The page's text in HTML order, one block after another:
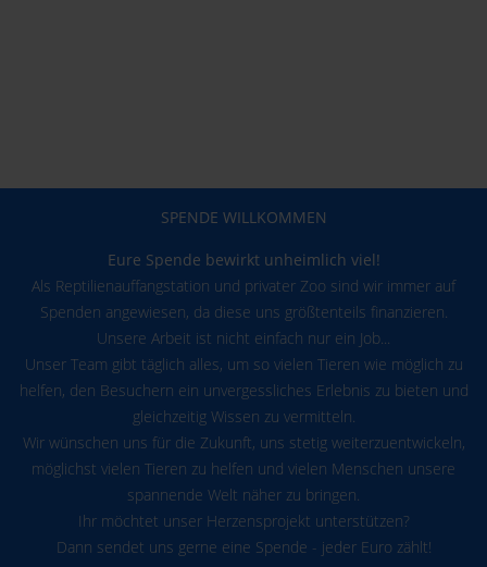
SPENDE WILLKOMMEN
Eure Spende bewirkt unheimlich viel!
Als Reptilienauffangstation und privater Zoo sind wir immer auf
Spenden angewiesen, da diese uns größtenteils finanzieren.
Unsere Arbeit ist nicht einfach nur ein Job...
Unser Team gibt täglich alles, um so vielen Tieren wie möglich zu
helfen, den Besuchern ein unvergessliches Erlebnis zu bieten und
gleichzeitig Wissen zu vermitteln.
Wir wünschen uns für die Zukunft, uns stetig weiterzuentwickeln,
möglichst vielen Tieren zu helfen und vielen Menschen unsere
spannende Welt näher zu bringen.
Ihr möchtet unser Herzensprojekt unterstützen?
Dann sendet uns gerne eine Spende - jeder Euro zählt!